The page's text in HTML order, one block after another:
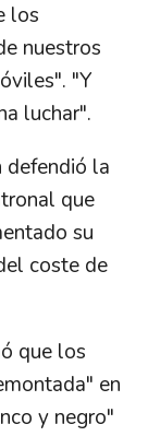
los
nuestros
"Y
luchar".
defendió la
que
su
coste de
que los
en
y negro"